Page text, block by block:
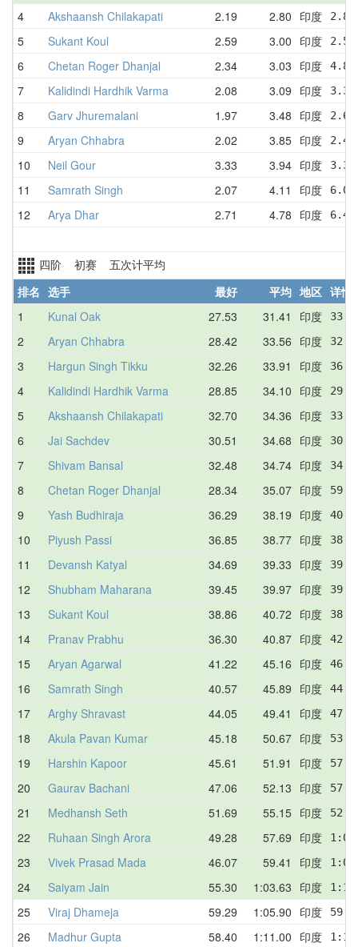
4 Akshaansh Chilakapati 2.19 2.80 印度
5 Sukant Koul 2.59 3.00 印度
6 Chetan Roger Dhanjal 2.34 3.03 印度
7 Kalidindi Hardhik Varma 2.08 3.09 印度
8 Garv Jhuremalani 1.97 3.48 印度
9 Aryan Chhabra 2.02 3.85 印度
10 Neil Gour 3.33 3.94 印度
11 Samrath Singh 2.07 4.11 印度
12 Arya Dhar 2.71 4.78 印度
四阶 初赛 五次计平均
排名 选手 最好 平均 地区 详情
1
Kunal Oak 27.53 31.41 印度
2 Aryan Chhabra 28.42 33.56 印度
3 Hargun Singh Tikku 32.26 33.91 印度
4 Kalidindi Hardhik Varma 28.85 34.10 印度
5 Akshaansh Chilakapati 32.70 34.36 印度
6 Jai Sachdev 30.51 34.68 印度
7 Shivam Bansal 32.48 34.74 印度
8 Chetan Roger Dhanjal 28.34 35.07 印度
9 Yash Budhiraja 36.29 38.19 印度
10 Piyush Passi 36.85 38.77 印度
11 Devansh Katyal 34.69 39.33 印度
12 Shubham Maharana 39.45 39.97 印度
13 Sukant Koul 38.86 40.72 印度
14 Pranav Prabhu 36.30 40.87 印度
15 Aryan Agarwal 41.22 45.16 印度
16 Samrath Singh 40.57 45.89 印度
17 Arghy Shravast 44.05 49.41 印度
18 Akula Pavan Kumar 45.18 50.67 印度
19 Harshin Kapoor 45.61 51.91 印度
20 Gaurav Bachani 47.06 52.13 印度
21 Medhansh Seth 51.69 55.15 印度
22 Ruhaan Singh Arora 49.28 57.69 印度
23 Vivek Prasad Mada 46.07 59.41 印度
24 Saiyam Jain 55.30 1:03.63 印度
25 Viraj Dhameja 59.29 1:05.90 印度
26 Madhur Gupta 58.40 1:11.00 印度